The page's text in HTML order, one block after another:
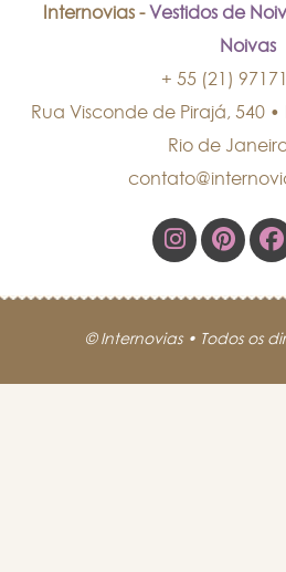
Internovias - Vestidos de
Noivas
+ 55 (21)
Rua Visconde de Pirajá, 540
Rio de
© Internovias • Todos os